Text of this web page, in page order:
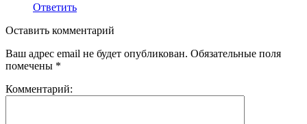
Ответить
Оставить комментарий
Ваш адрес email не будет опубликован. Обязательные поля
помечены *
Комментарий: